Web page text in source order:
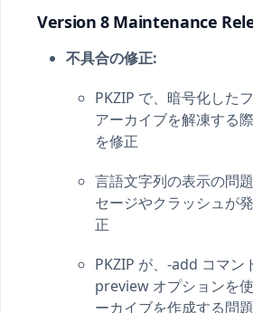
Version 8 Maintenance
不具合の修正:
PKZIP で、暗号化した
アーカイブを解凍する
を修正
言語文字列の表示の問
セージやクラッシュが
正
PKZIP が、-add コマン
preview オプションを
ーカイブを作成する問